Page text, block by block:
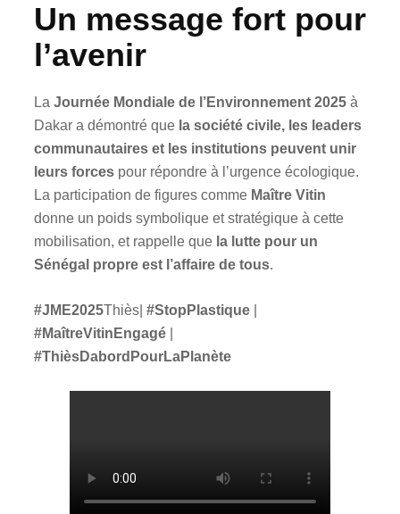
Un message fort pour
l’avenir
La Journée Mondiale de l’Environnement 2025 à
Dakar a démontré que la société civile, les leaders
communautaires et les institutions peuvent unir
leurs forces pour répondre à l’urgence écologique.
La participation de figures comme Maître Vitin
donne un poids symbolique et stratégique à cette
mobilisation, et rappelle que la lutte pour un
Sénégal propre est l’affaire de tous.
#JME2025Thiès| #StopPlastique
#MaîtreVitinEngagé
#ThièsDabordPourLaPlanète